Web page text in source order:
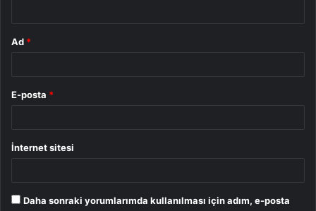
Ad *
E-posta *
İnternet sitesi
Daha sonraki yorumlarımda kullanılması için adım, e-posta